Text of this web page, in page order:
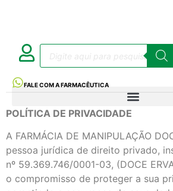
FALE COM A FARMACÊUTICA
POLÍTICA DE PRIVACIDADE
A FARMÁCIA DE MANIPULAÇÃO
pessoa jurídica de direito privado,
nº 59.369.746/0001-03, (DOCE
o compromisso de proteger a sua